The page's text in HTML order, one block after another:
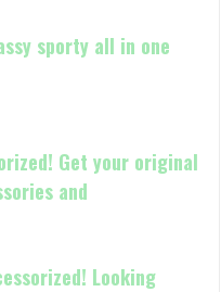
sporty all in one
Get your original
and
Looking